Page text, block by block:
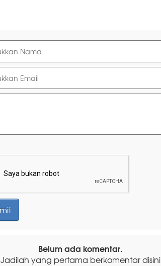
Belum ada komentar.
Jadilah yang pertama berkomentar disini